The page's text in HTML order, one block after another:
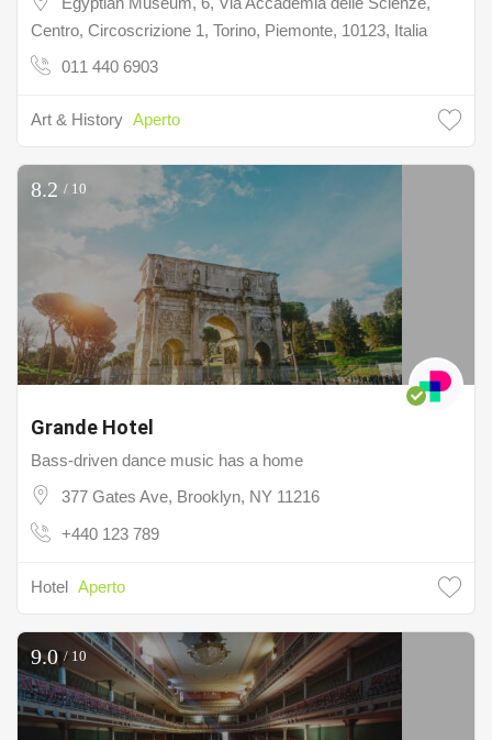
Centro, Circoscrizione 1, Torino, Piemonte, 10123, Italia
011 440 6903
Art & History Aperto
8.2 / 10
Grande Hotel
Bass-driven dance music has a home
377 Gates Ave, Brooklyn, NY 11216
+440 123 789
Hotel Aperto
9.0/ 10